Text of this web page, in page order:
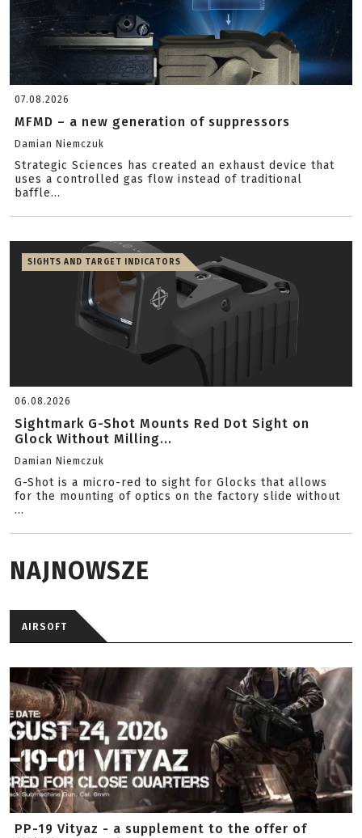
07.08.2026
MFMD – a new generation of suppressors
Damian Niemczuk
Strategic Sciences has created an exhaust device that
uses a controlled gas flow instead of traditional
baffle...
SIGHTS AND TARGET INDICATORS
06.08.2026
Sightmark G-Shot Mounts Red Dot Sight on
Glock Without Milling...
Damian Niemczuk
G-Shot is a micro-red to sight for Glocks that allows
for the mounting of optics on the factory slide without
...
NAJNOWSZE
AIRSOFT
PP-19 Vityaz - a supplement to the offer of